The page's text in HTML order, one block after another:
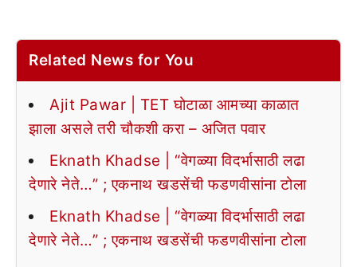
Related News for You
Ajit Pawar | TET घोटाळा आमच्या काळात
झाला असले तरी चौकशी करा – अजित पवार
Eknath Khadse | “वेगळ्या विदर्भासाठी लढा
देणारे नेते…” ; एकनाथ खडसेंची फडणवीसांना टोला
Eknath Khadse | “वेगळ्या विदर्भासाठी लढा
देणारे नेते…” ; एकनाथ खडसेंची फडणवीसांना टोला